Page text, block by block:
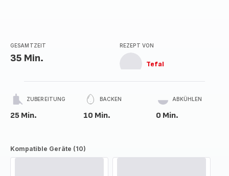
GESAMTZEIT
35 Min.
REZEPT VON
Tefal
ZUBEREITUNG
25 Min.
BACKEN
10 Min.
ABKÜHLEN
0 Min.
Kompatible Geräte (10)